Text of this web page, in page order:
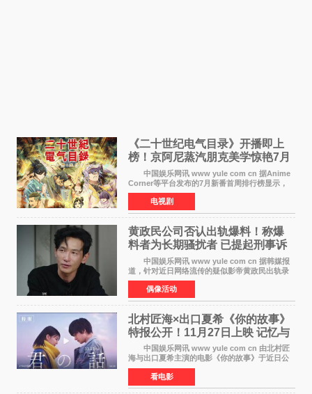
《二十世纪电气目录》开播即上
榜！京阿尼蒸汽朋克美学惊艳7月
新番季
中国娱乐网讯 www yule com cn 据Anime
Corner等平台发布的7月新番首周排行榜显示，
由京都动画制作的《二十世纪电气目录》在多个
榜单中表现亮眼，位列AniLab全球TOP10第十
名。该剧改编自结
电视剧
黄政民公司否认出轨爆料！称爆
料者为长期骚扰者 已提起刑事诉
中国娱乐网讯 www yule com cn 据韩媒报
道，针对近日网络流传的疑似影帝黄政民出轨录
音及短信爆料，黄政民所属经纪公司于今日正式
发表声明，明确否认相关传闻。 公司表示，
爆料者是一名长
偶像活动
北村匠海×出口夏希《你的故事》
特报公开！11月27日上映 记忆与
初恋的奇幻交织
中国娱乐网讯 www yule com cn 由北村匠
海与出口夏希主演的电影《你的故事》于近日公
开特报影像，正式定档11月27日上映。 本片
改编自三秋缒同名小说，编剧由曾执笔《孤独摇
滚！》的吉田惠
看电影